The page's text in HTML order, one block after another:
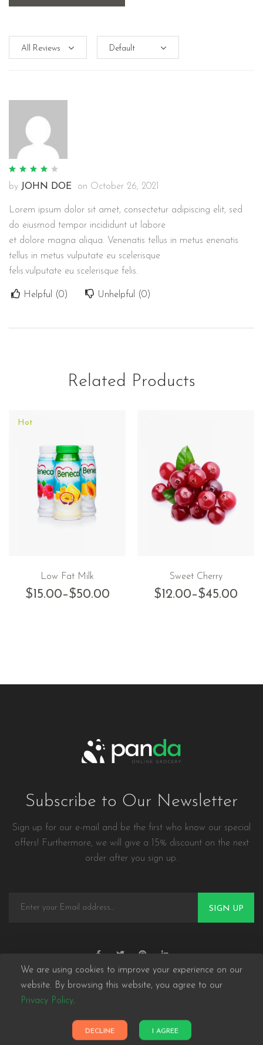
by JOHN DOE on October 26, 2021
Lorem ipsum dolor sit amet, consectetur adipiscing elit, sed
do eiusmod tempor incididunt ut labore
et dolore magna aliqua. Venenatis tellus in metus enenatis
tellus in metus vulputate eu scelerisque
felis.vulputate eu scelerisque felis.
Helpful (0) Unhelpful (0)
Related Products
Hot
Low Fat Milk
$15.00–$50.00
Sweet Cherry
$12.00–$45.00
Subscribe to Our Newsletter
Sign up for our e-mail and be the first who know our special
offers! Furthermore, we will give a 15% discount on the next
order after you sign up.
SIGN UP
Panda eCommerce © 2026. All Rights Reserved
We are using cookies to improve your experience on our
website. By browsing this website, you agree to our
Privacy Policy.
DECLINE I AGREE